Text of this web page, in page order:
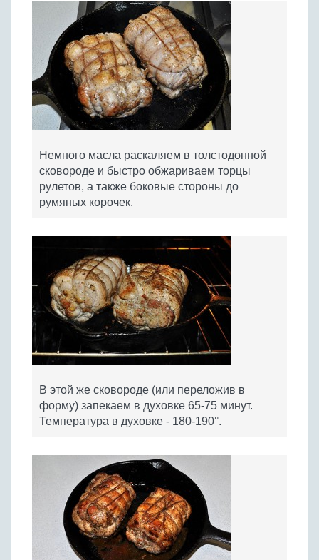
Немного масла раскаляем в толстодонной
сковороде и быстро обжариваем торцы
рулетов, а также боковые стороны до
румяных корочек.
В этой же сковороде (или переложив в
форму) запекаем в духовке 65-75 минут.
Температура в духовке - 180-190°.